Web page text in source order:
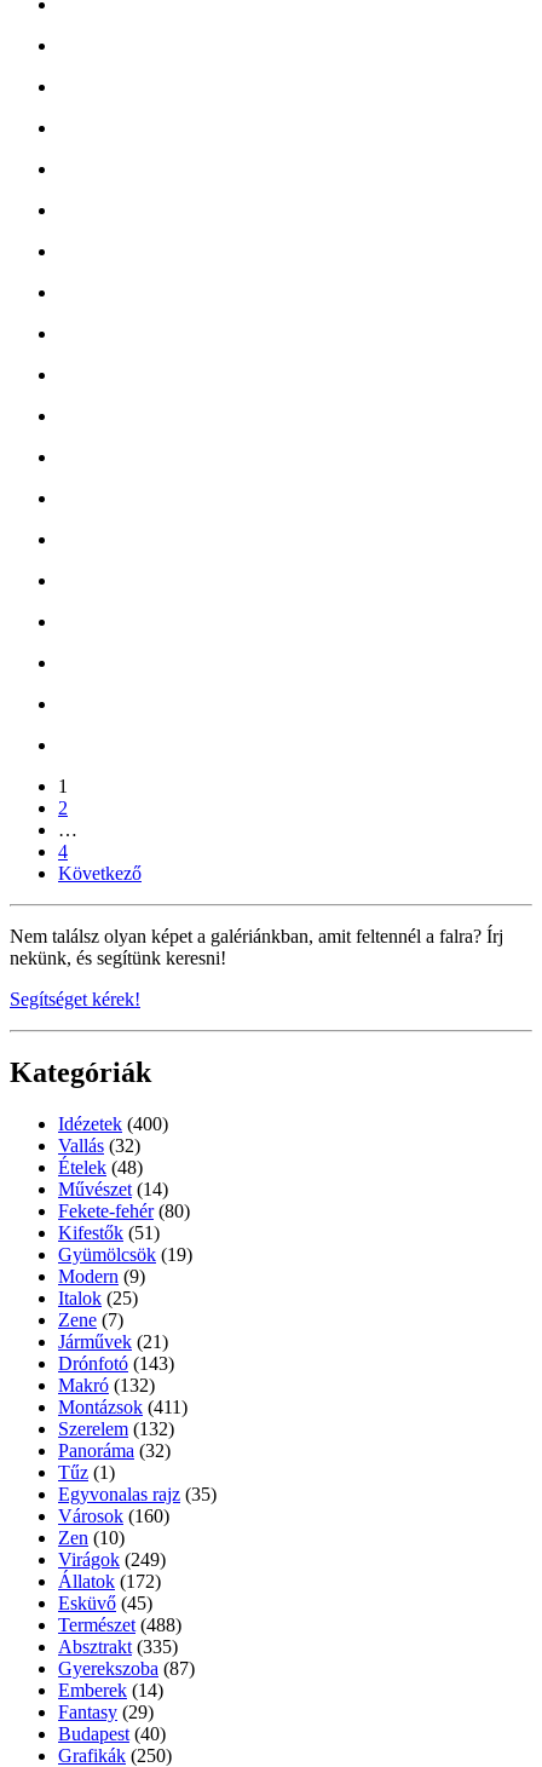
1
2
…
4
Következő
Nem találsz olyan képet a galériánkban, amit feltennél a falra? Írj
nekünk, és segítünk keresni!
Segítséget kérek!
Kategóriák
Idézetek (400)
Vallás (32)
Ételek (48)
Művészet (14)
Fekete-fehér (80)
Kifestők (51)
Gyümölcsök (19)
Modern (9)
Italok (25)
Zene (7)
Járművek (21)
Drónfotó (143)
Makró (132)
Montázsok (411)
Szerelem (132)
Panoráma (32)
Tűz (1)
Egyvonalas rajz (35)
Városok (160)
Zen (10)
Virágok (249)
Állatok (172)
Esküvő (45)
Természet (488)
Absztrakt (335)
Gyerekszoba (87)
Emberek (14)
Fantasy (29)
Budapest (40)
Grafikák (250)